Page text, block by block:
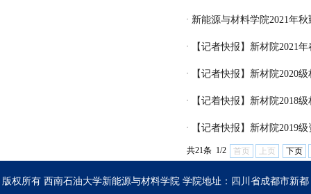
· 新能源与材料学院2021年
· 【记者快报】新材院2021
· 【记者快报】新材院2020
· 【记着快报】新材院2018
· 【记者快报】新材院2019
共21条 1/2 首页 上页 下页
版权所有 西南石油大学新能源与材料学院 学院地址：四川省成都市新都